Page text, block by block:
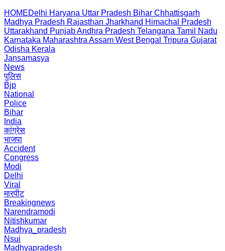
HOMEDelhi Haryana Uttar Pradesh Bihar Chhattisgarh
Madhya Pradesh Rajasthan Jharkhand Himachal Pradesh
Uttarakhand PunjabAndhra Pradesh Telangana Tamil Nadu
Karnataka Maharashtra Assam West Bengal Tripura Gujarat
Odisha Kerala
Jansamasya
News
पुलिस
Bjp
National
Police
Bihar
India
कांग्रेस
भाजपा
Accident
Congress
Modi
Delhi
Viral
मारपीट
Breakingnews
Narendramodi
Nitishkumar
Madhya_pradesh
Nsui
Madhyapradesh